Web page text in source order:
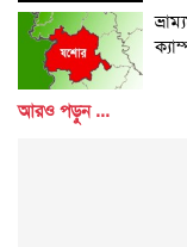
আরও পড়ুন ...